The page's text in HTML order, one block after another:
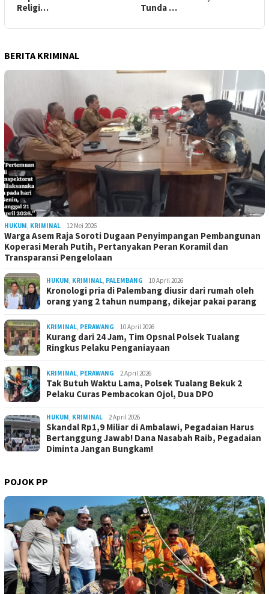
Religi…
Tunda …
BERITA KRIMINAL
HUKUM, KRIMINAL 12 Mei 2026
Warga Asem Raja Soroti Dugaan Penyimpangan Pembangunan
Koperasi Merah Putih, Pertanyakan Peran Koramil dan
Transparansi Pengelolaan
HUKUM, KRIMINAL, PALEMBANG 10 April 2026
Kronologi pria di Palembang diusir dari rumah oleh
orang yang 2 tahun numpang, dikejar pakai parang
KRIMINAL, PERAWANG 10 April 2026
Kurang dari 24 Jam, Tim Opsnal Polsek Tualang
Ringkus Pelaku Penganiayaan
KRIMINAL, PERAWANG 2 April 2026
Tak Butuh Waktu Lama, Polsek Tualang Bekuk 2
Pelaku Curas Pembacokan Ojol, Dua DPO
HUKUM, KRIMINAL 2 April 2026
Skandal Rp1,9 Miliar di Ambalawi, Pegadaian Harus
Bertanggung Jawab! Dana Nasabah Raib, Pegadaian
Diminta Jangan Bungkam!
POJOK PP